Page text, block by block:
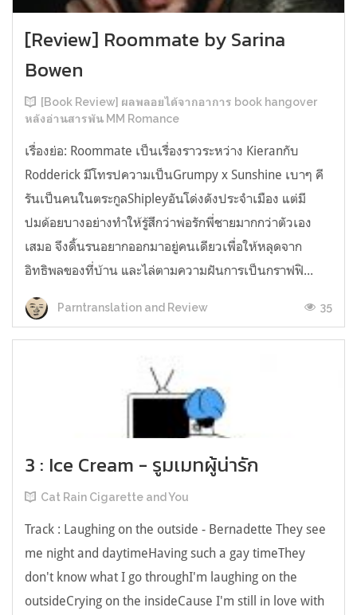
[Review] Roommate by Sarina
Bowen
[Book Review] ผลพลอยได้จากอาการ book hangover
หลังอ่านสารพัน MM Romance
เรื่องย่อ: Roommate เป็นเรื่องราวระหว่าง Kieranกับ
Rodderick มีโทรปความเป็นGrumpy x Sunshine เบาๆ คี
รันเป็นคนในตระกูลShipleyอันโด่งดังประจำเมือง แต่มี
ปมด้อยบางอย่างทำให้รู้สึกว่าพ่อรักพี่ชายมากกว่าตัวเอง
เสมอ จึงดิ้นรนอยากออกมาอยู่คนเดียวเพื่อให้หลุดจาก
อิทธิพลของที่บ้าน และไล่ตามความฝันการเป็นกราฟฟิ...
Parntranslation and Review 35
3 : Ice Cream - รูมเมทผู้น่ารัก
Cat Rain Cigarette and You
Track : Laughing on the outside - Bernadette They see
me night and daytimeHaving such a gay timeThey
don't know what I go throughI'm laughing on the
outsideCrying on the insideCause I'm still in love with